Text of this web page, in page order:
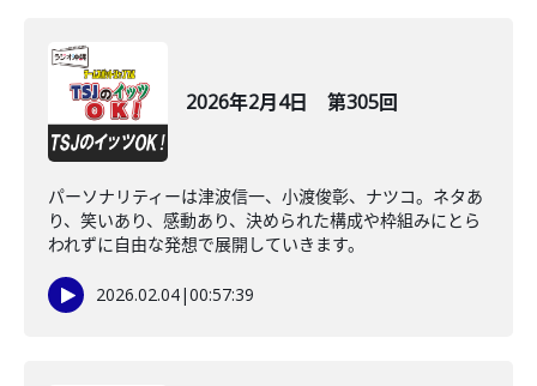
2026年2月4日 第305回
パーソナリティーは津波信一、小渡俊彰、ナツコ。ネタあ
り、笑いあり、感動あり、決められた構成や枠組みにとら
われずに自由な発想で展開していきます。
2026.02.04|00:57:39